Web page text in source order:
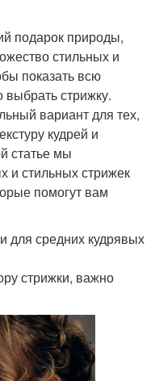
подарок природы,
стильных и
показать всю
выбрать стрижку.
вариант для тех,
кудрей и
статье мы
и стильных стрижек
помогут вам
для средних кудрявых
стрижки, важно